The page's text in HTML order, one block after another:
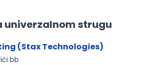
univerzalnom strugu
(Stax Technologies)
bb